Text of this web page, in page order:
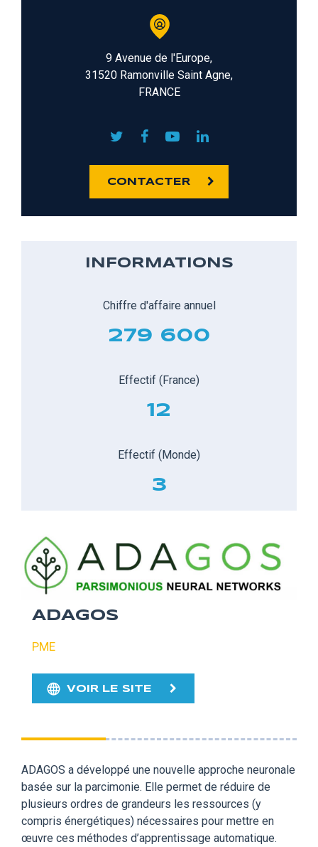
9 Avenue de l'Europe,
31520 Ramonville Saint Agne,
FRANCE
CONTACTER
INFORMATIONS
Chiffre d'affaire annuel
279 600
Effectif (France)
12
Effectif (Monde)
3
ADAGOS
PME
VOIR LE SITE
ADAGOS a développé une nouvelle approche neuronale
basée sur la parcimonie. Elle permet de réduire de
plusieurs ordres de grandeurs les ressources (y
compris énergétiques) nécessaires pour mettre en
œuvre ces méthodes d’apprentissage automatique.